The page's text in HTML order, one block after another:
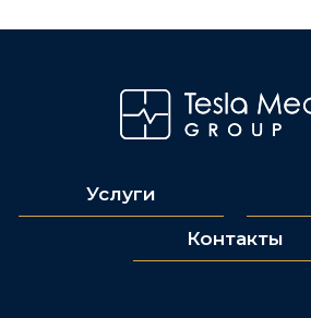
Услуги
Контакты